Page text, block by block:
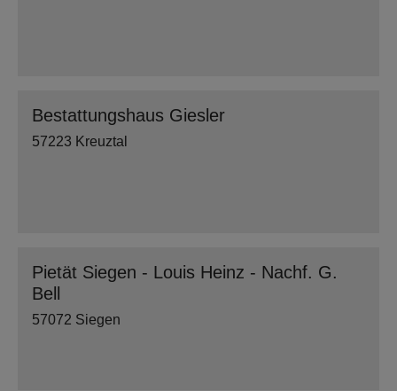
Bestattungshaus Giesler
57223 Kreuztal
Pietät Siegen - Louis Heinz - Nachf. G.
Bell
57072 Siegen